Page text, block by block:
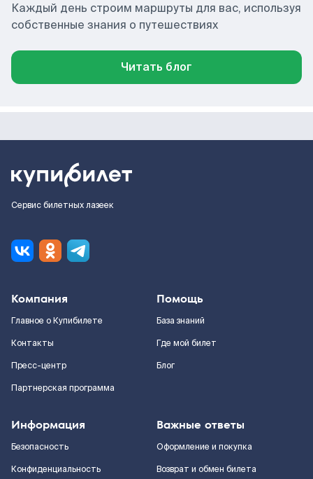
Каждый день строим маршруты для вас, используя
собственные знания о путешествиях
Читать блог
Сервис билетных лазеек
Компания
Главное о Купибилете
Контакты
Пресс-центр
Партнерская программа
Помощь
База знаний
Где мой билет
Блог
Информация
Безопасность
Конфиденциальность
Важные ответы
Оформление и покупка
Возврат и обмен билета